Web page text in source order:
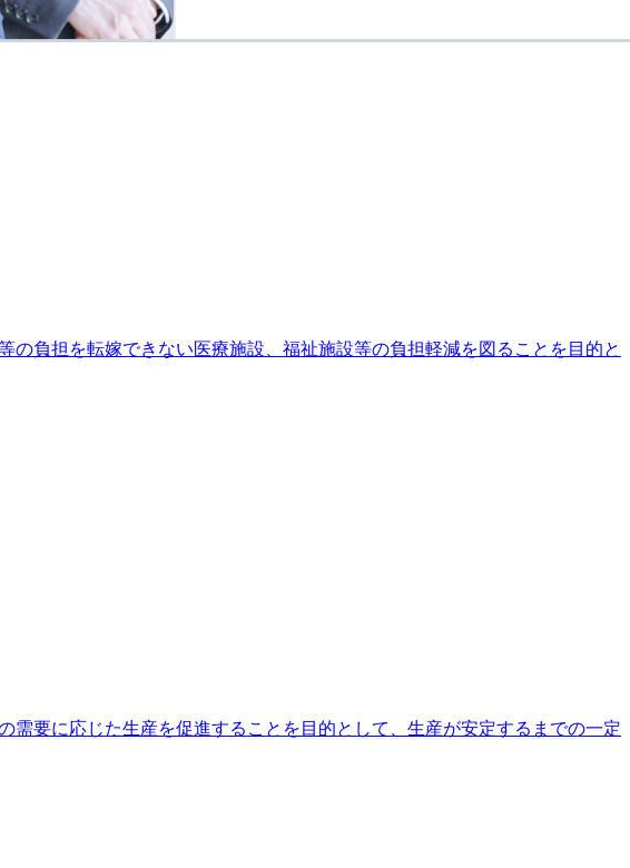
負担を転嫁できない医療施設、福祉施設等の負担軽減を図ることを目的と
要に応じた生産を促進することを目的として、生産が安定するまでの一定